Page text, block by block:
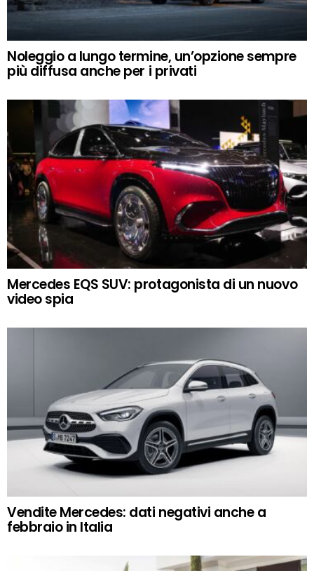
Noleggio a lungo termine, un’opzione sempre
più diffusa anche per i privati
Mercedes EQS SUV: protagonista di un nuovo
video spia
Vendite Mercedes: dati negativi anche a
febbraio in Italia